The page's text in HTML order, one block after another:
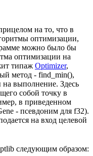
на то, что в
оптимизации,
можно было бы
оптимизации на
типаж Optimizer,
метод - find_min(),
выполнение. Здесь
собой точку в
в приведенном
- псевдоним для f32).
на вход целевой
следующим образом: